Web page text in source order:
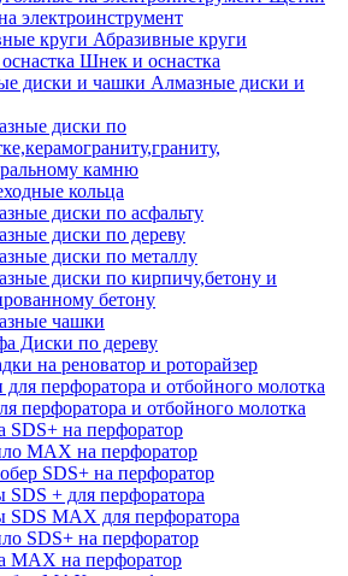
электроинструмент
Абразивные круги
Шнек и оснастка
Алмазные диски и
диски по
камню
кольца
диски по асфальту
диски по дереву
диски по металлу
диски по кирпичу,бетону и
бетону
чашки
Диски по дереву
на реноватор и роторайзер
перфоратора и отбойного молотка
SDS+ на перфоратор
MAX на перфоратор
SDS+ на перфоратор
SDS + для перфоратора
SDS MAX для перфоратора
SDS+ на перфоратор
MAX на перфоратор